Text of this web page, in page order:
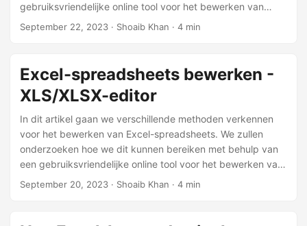
gebruiksvriendelijke online tool voor het bewerken van
documenten. Daarnaast zullen we zien hoe u Word-
September 22, 2023 · Shoaib Khan · 4 min
Excel-spreadsheets bewerken -
XLS/XLSX-editor
In dit artikel gaan we verschillende methoden verkennen
voor het bewerken van Excel-spreadsheets. We zullen
onderzoeken hoe we dit kunnen bereiken met behulp van
een gebruiksvriendelijke online tool voor het bewerken van
spreadsheets. Daarnaast zullen we zien hoe u Excel-
September 20, 2023 · Shoaib Khan · 4 min